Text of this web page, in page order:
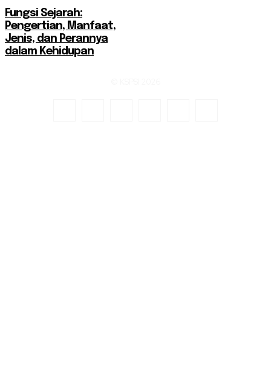
Fungsi Sejarah:
Pengertian, Manfaat,
Jenis, dan Perannya
dalam Kehidupan